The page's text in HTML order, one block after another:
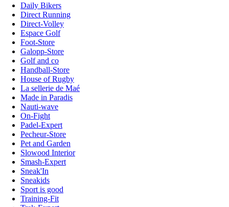
Daily Bikers
Direct Running
Direct-Volley
Espace Golf
Foot-Store
Galopp-Store
Golf and co
Handball-Store
House of Rugby
La sellerie de Maé
Made in Paradis
Nauti-wave
On-Fight
Padel-Expert
Pecheur-Store
Pet and Garden
Slowood Interior
Smash-Expert
Sneak'In
Sneakids
Sport is good
Training-Fit